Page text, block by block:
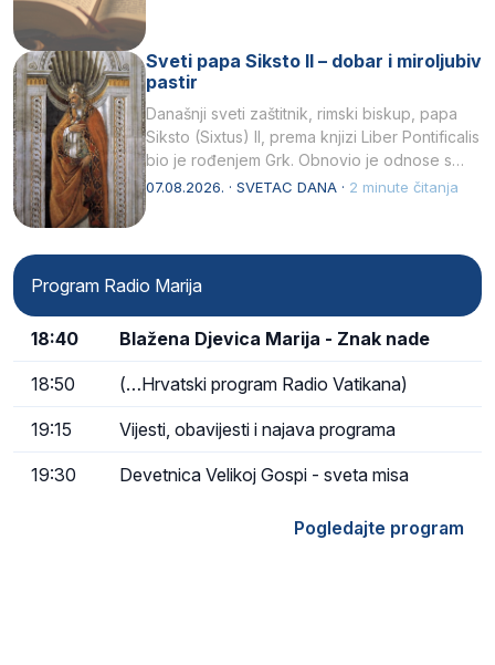
Sveti papa Siksto II – dobar i miroljubiv
pastir
Današnji sveti zaštitnik, rimski biskup, papa
Siksto (Sixtus) II, prema knjizi Liber Pontificalis
bio je rođenjem Grk. Obnovio je odnose s
afričkim…
07.08.2026. · SVETAC DANA · 2 minute čitanja
Program Radio Marija
18:40 Blažena Djevica Marija - Znak nade
18:50 (…Hrvatski program Radio Vatikana)
19:15 Vijesti, obavijesti i najava programa
19:30 Devetnica Velikoj Gospi - sveta misa
Pogledajte program